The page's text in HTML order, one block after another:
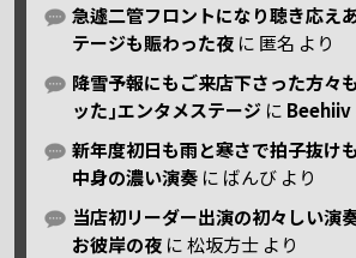
急遽二管フロントになり聴き応え
テージも賑わった夜 に 匿名 より
降雪予報にもご来店下さった方々
ッた｣エンタメステージ に Beehiiv
新年度初日も雨と寒さで拍子抜け
中身の濃い演奏 に ばんび より
当店初リーダー出演の初々しい演
お彼岸の夜 に松坂方士 より